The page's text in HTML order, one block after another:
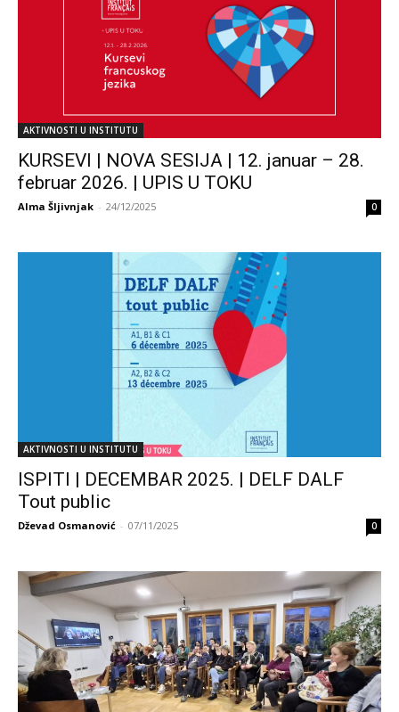
AKTIVNOSTI U INSTITUTU
KURSEVI | NOVA SESIJA | 12. januar – 28.
februar 2026. | UPIS U TOKU
Alma Šljivnjak - 24/12/2025 0
AKTIVNOSTI U INSTITUTU
ISPITI | DECEMBAR 2025. | DELF DALF
Tout public
Dževad Osmanović - 07/11/2025 0